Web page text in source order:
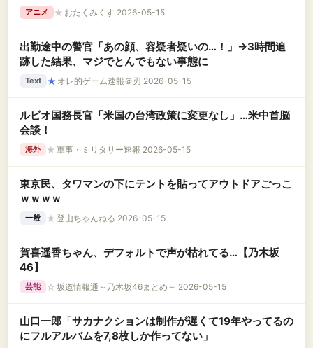
アニメ ★ おたくみくす 2026-05-15
出勤途中の警官「あの顔、容疑者疑いの…！」→3時間追
跡した結果、マジでとんでもない事態に
Text ★ オレ的ゲーム速報＠刃 2026-05-15
ルビオ国務長官「米国の台湾政策に変更なし」…米中首脳
会談！
海外 ★ 軍事・ミリタリー速報 2026-05-15
東京民、タワマンの下にテントを貼ってアウトドアごっこ
ｗｗｗｗ
一般 ★ 登山ちゃんねる 2026-05-15
賀喜遥香ちゃん、デフォルトで声が枯れてる…【乃木坂
46】
芸能 ☆ 坂道情報通～乃木坂46まとめ～ 2026-05-15
山口一郎「サカナクションは制作が遅くて19年やってるの
にフルアルバムを7,8枚しか作ってない」